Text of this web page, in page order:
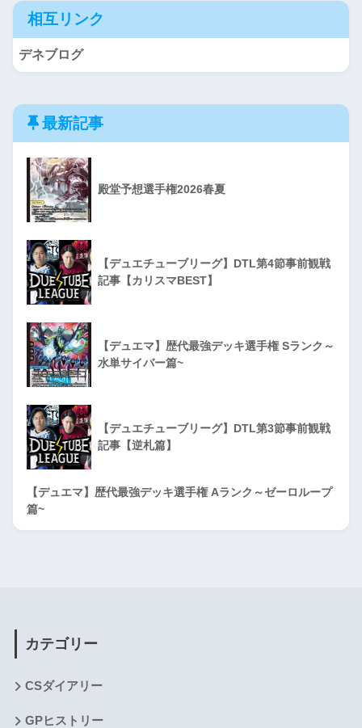
相互リンク
デネブログ
最新記事
殿堂予想選手権2026春夏
【デュエチューブリーグ】DTL第4節事前観戦
記事【カリスマBEST】
【デュエマ】歴代最強デッキ選手権 Sランク～
水単サイバー篇~
【デュエチューブリーグ】DTL第3節事前観戦
記事【逆札篇】
【デュエマ】歴代最強デッキ選手権 Aランク～ゼーロループ
篇~
カテゴリー
CSダイアリー
GPヒストリー